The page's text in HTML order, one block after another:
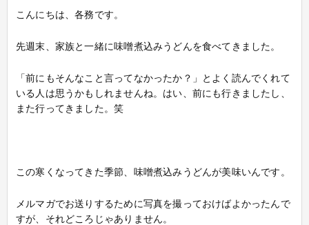
こんにちは、各務です。
先週末、家族と一緒に味噌煮込みうどんを食べてきました。
「前にもそんなこと言ってなかったか？」とよく読んでくれて
いる人は思うかもしれませんね。はい、前にも行きましたし、
また行ってきました。笑
この寒くなってきた季節、味噌煮込みうどんが美味いんです。
メルマガでお送りするために写真を撮っておけばよかったんで
すが、それどころじゃありません。